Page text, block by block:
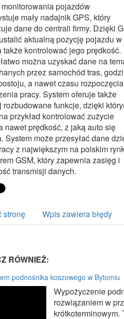
pojazdów
mały nadajnik GPS, który
dane do centrali firmy. Dzięki
aktualną pozycję pojazdu w
także kontrolować jego prędkość.
można uzyskać dane na
przez samochód tras,
a nawet czasu
pracy. System oferuje także
rozbudowane funkcje, dzięki
przykład kontrolować zużycie
nawet prędkość, z jaką auto się
System może przesyłać dane
z największym na polskim
GSM, który zapewnia zasięg i
transmisji danych.
stronę Wpis zawiera błędy
RÓWNIEŻ:
podnośnika koszowego w Bytomiu
Wypożyczenie
rozwiązaniem w
krótkoterminowym.